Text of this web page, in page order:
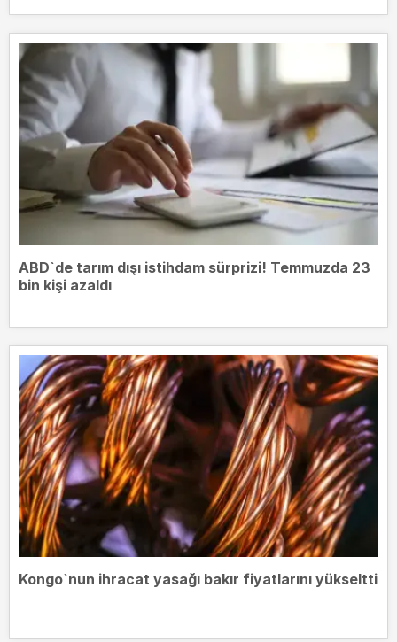
ABD`de tarım dışı istihdam sürprizi! Temmuzda 23
bin kişi azaldı
Kongo`nun ihracat yasağı bakır fiyatlarını yükseltti